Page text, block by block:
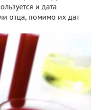
и дата
отца, помимо их дат